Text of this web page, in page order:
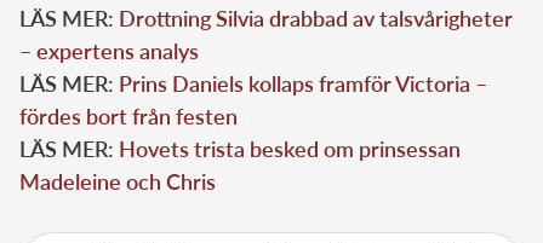
LÄS MER: Drottning Silvia drabbad av talsvårigheter
– expertens analys
LÄS MER: Prins Daniels kollaps framför Victoria –
fördes bort från festen
LÄS MER: Hovets trista besked om prinsessan
Madeleine och Chris